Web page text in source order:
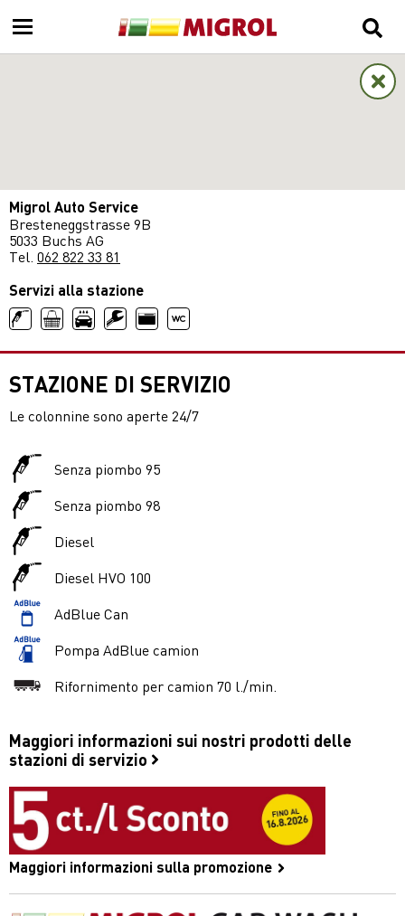
Migrol Auto Service
Bresteneggstrasse 9B
5033 Buchs AG
Tel. 062 822 33 81
Servizi alla stazione
STAZIONE DI SERVIZIO
Le colonnine sono aperte 24/7
Senza piombo 95
Senza piombo 98
Diesel
Diesel HVO 100
AdBlue Can
Pompa AdBlue camion
Rifornimento per camion 70 l./min.
Maggiori informazioni sui nostri prodotti delle
stazioni di servizio
Maggiori informazioni sulla promozione